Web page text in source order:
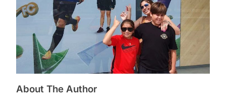
About The Author